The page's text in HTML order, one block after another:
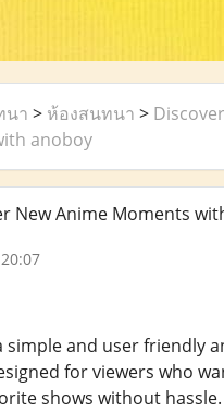
นา > ห้องสนทนา >
anoboy
New Anime Moments
simple and user friendly
for viewers who
shows without hassle.